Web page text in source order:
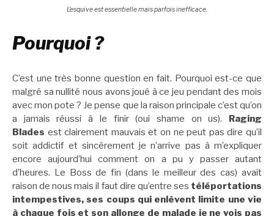
L’esquive est essentielle mais parfois inefficace.
Pourquoi ?
C’est une très bonne question en fait. Pourquoi est-ce que
malgré sa nullité nous avons joué à ce jeu pendant des mois
avec mon pote ? Je pense que la raison principale c’est qu’on
a jamais réussi à le finir (oui shame on us). Raging
Blades est clairement mauvais et on ne peut pas dire qu’il
soit addictif et sincèrement je n’arrive pas à m’expliquer
encore aujourd’hui comment on a pu y passer autant
d’heures. Le Boss de fin (dans le meilleur des cas) avait
raison de nous mais il faut dire qu’entre ses téléportations
intempestives, ses coups qui enlèvent limite une vie
à chaque fois et son allonge de malade je ne vois pas